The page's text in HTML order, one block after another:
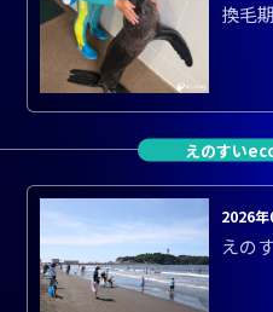
換毛期
えのすい
2026
えの